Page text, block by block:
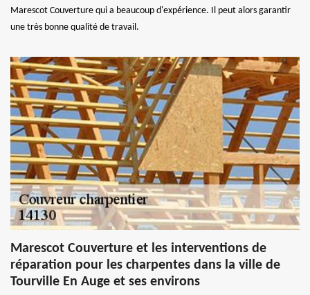
Marescot Couverture qui a beaucoup d'expérience. Il peut alors garantir
une très bonne qualité de travail.
Marescot Couverture et les interventions de
réparation pour les charpentes dans la ville de
Tourville En Auge et ses environs